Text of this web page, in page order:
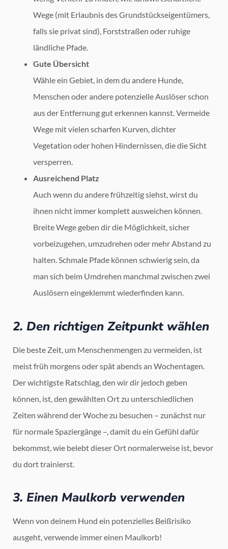
Wege (mit Erlaubnis des Grundstückseigentümers,
falls sie privat sind), Forststraßen oder ruhige
ländliche Pfade.
Gute Übersicht
Wähle ein Gebiet, in dem du andere Hunde,
Menschen oder andere potenzielle Auslöser schon
aus der Entfernung gut erkennen kannst. Vermeide
Wege mit vielen scharfen Kurven, dichter
Vegetation oder hohen Hindernissen, die die Sicht
versperren.
Ausreichend Platz
Auch wenn du andere frühzeitig siehst, wirst du
ihnen nicht immer komplett ausweichen können.
Breite Wege geben dir die Möglichkeit, sicher
vorbeizugehen, umzudrehen oder mehr Abstand zu
halten. Schmale Pfade können schwierig sein, da
man sich beim Umdrehen manchmal zwischen zwei
Auslösern eingeklemmt wiederfinden kann.
2. Den richtigen Zeitpunkt wählen
Die beste Zeit, um Menschenmengen zu vermeiden, ist
meist früh morgens oder spät abends an Wochentagen.
Der wichtigste Ratschlag, den wir dir jedoch geben
können, ist, den gewählten Ort zu unterschiedlichen
Zeiten während der Woche zu besuchen – zunächst nur
für normale Spaziergänge –, damit du ein Gefühl dafür
bekommst, wie belebt dieser Ort normalerweise ist, bevor
du dort trainierst.
3. Einen Maulkorb verwenden
Wenn von deinem Hund ein potenzielles Beißrisiko
ausgeht, verwende immer einen Maulkorb!